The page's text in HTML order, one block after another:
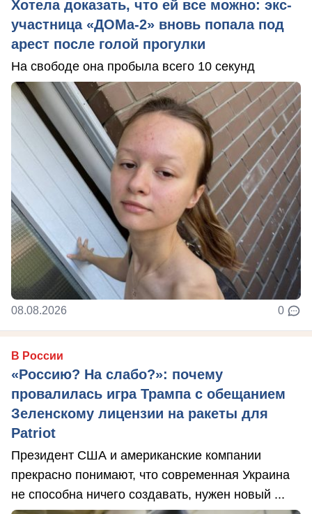
Хотела доказать, что ей все можно: экс-
участница «ДОМа-2» вновь попала под
арест после голой прогулки
На свободе она пробыла всего 10 секунд
08.08.2026 0
В России
«Россию? На слабо?»: почему
провалилась игра Трампа с обещанием
Зеленскому лицензии на ракеты для
Patriot
Президент США и американские компании
прекрасно понимают, что современная Украина
не способна ничего создавать, нужен новый ...